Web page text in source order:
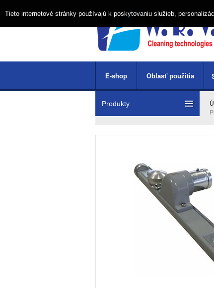
Produkty
E-shop Oblasť použitia
Tieto internetové stránky používajú k poskytovaniu služieb,